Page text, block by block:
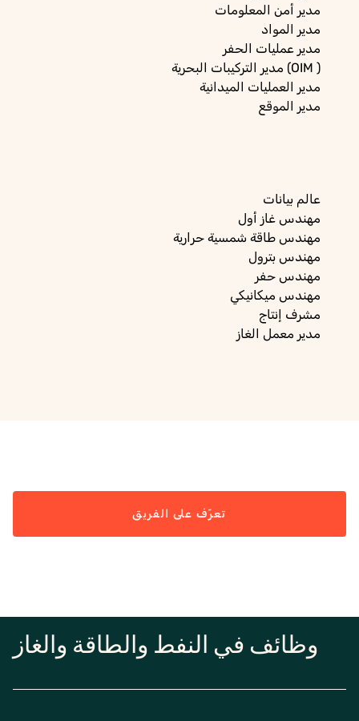
مدير أمن المعلومات
مدير المواد
مدير عمليات الحفر
مدير التركيبات البحرية (OIM )
مدير العمليات الميدانية
مدير الموقع
عالم بيانات
مهندس غاز أول
مهندس طاقة شمسية حرارية
مهندس بترول
مهندس حفر
مهندس ميكانيكي
مشرف إنتاج
مدير معمل الغاز
تعرّف على الفريق
وظائف في النفط والطاقة والغاز